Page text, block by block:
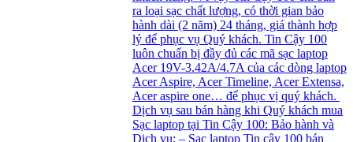
ra loại sạc chất lượng, có thời gian bảo
hành dài (2 năm) 24 tháng, giá thành hợp
lý để phục vụ Quý khách. Tin Cậy 100
luôn chuẩn bị đầy đủ các mã sạc laptop
Acer 19V-3.42A/4.7A của các dòng laptop
Acer Aspire, Acer Timeline, Acer Extensa,
Acer aspire one… để phục vị quý khách.
Dịch vụ sau bán hàng khi Quý khách mua
Sạc laptop tại Tin Cậy 100: Bảo hành và
Dịch vụ: – Sạc laptop Tin cậy 100 bán